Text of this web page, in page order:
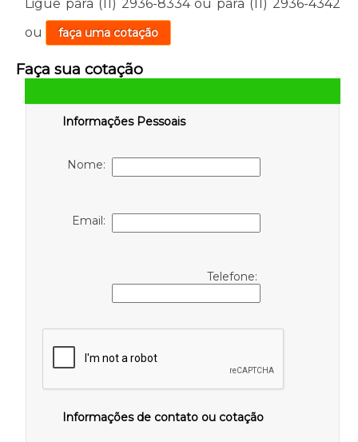
Ligue para (11) 2936-8334ou para (11) 2936-4342
ou
faça uma cotação
Faça sua cotação
Informações Pessoais
Nome:
Email:
Telefone:
Informações de contato ou cotação